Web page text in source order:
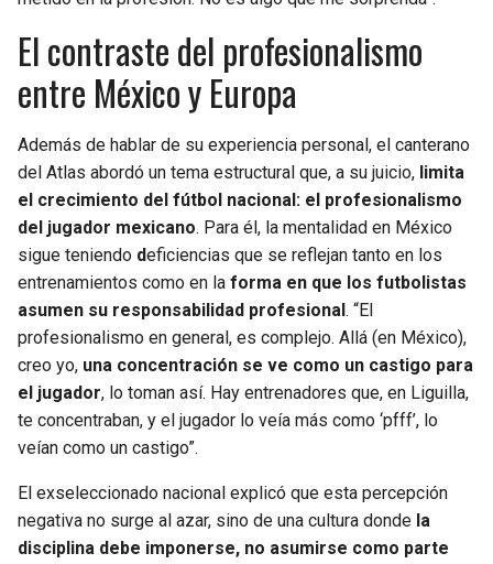
El contraste del profesionalismo
entre México y Europa
Además de hablar de su experiencia personal, el canterano
del Atlas abordó un tema estructural que, a su juicio, limita
el crecimiento del fútbol nacional: el profesionalismo
del jugador mexicano. Para él, la mentalidad en México
sigue teniendo deficiencias que se reflejan tanto en los
entrenamientos como en la forma en que los futbolistas
asumen su responsabilidad profesional . “El
profesionalismo en general, es complejo. Allá (en México),
creo yo, una concentración se ve como un castigo para
el jugador, lo toman así. Hay entrenadores que, en Liguilla,
te concentraban, y el jugador lo veía más como ‘pfff’, lo
veían como un castigo”.
El exseleccionado nacional explicó que esta percepción
negativa no surge al azar, sino de una cultura donde la
disciplina debe imponerse, no asumirse como parte